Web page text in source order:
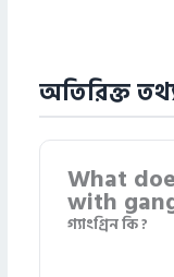
অতিরিক্ত
What
with
গ্যাংগ্রিন কি ?